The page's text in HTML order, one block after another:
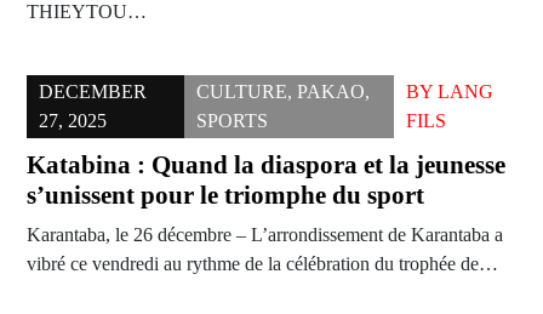
THIEYTOU…
DECEMBER
27, 2025
CULTURE,PAKAO,
SPORTS
BYLANG
FILS
Katabina : Quand la diaspora et la jeunesse
s’unissent pour le triomphe du sport
Karantaba, le 26 décembre – L’arrondissement de Karantaba a
vibré ce vendredi au rythme de la célébration du trophée de…